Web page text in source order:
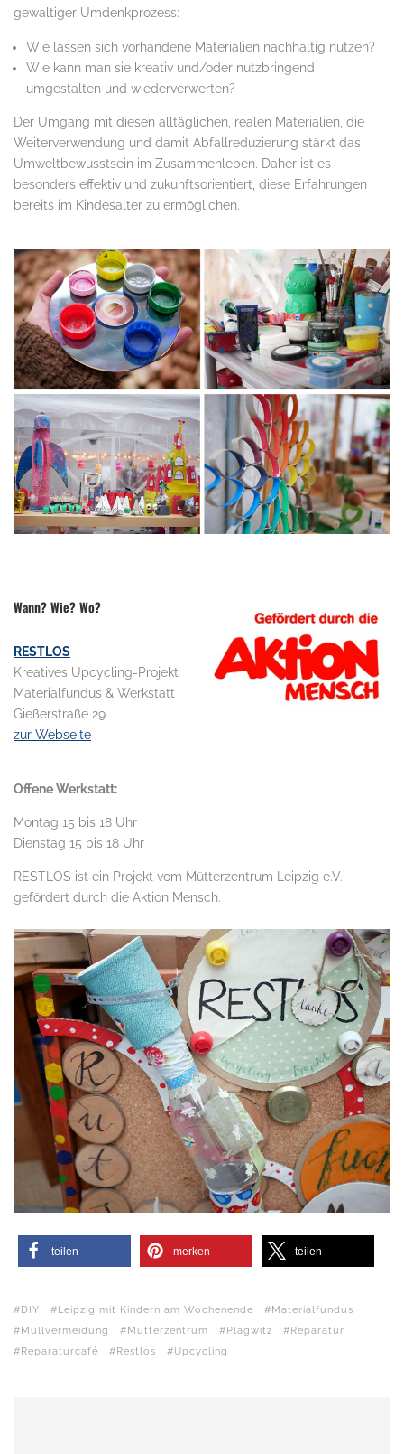
gewaltiger Umdenkprozess:
Wie lassen sich vorhandene Materialien nachhaltig nutzen?
Wie kann man sie kreativ und/oder nutzbringend
umgestalten und wiederverwerten?
Der Umgang mit diesen alltäglichen, realen Materialien, die
Weiterverwendung und damit Abfallreduzierung stärkt das
Umweltbewusstsein im Zusammenleben. Daher ist es
besonders effektiv und zukunftsorientiert, diese Erfahrungen
bereits im Kindesalter zu ermöglichen.
Wann? Wie? Wo?
RESTLOS
Kreatives Upcycling-Projekt
Materialfundus & Werkstatt
Gießerstraße 29
zur Webseite
Offene Werkstatt:
Montag 15 bis 18 Uhr
Dienstag 15 bis 18 Uhr
RESTLOS ist ein Projekt vom Mütterzentrum Leipzig e.V.
gefördert durch die Aktion Mensch.
teilen merken teilen
DIY Leipzig mit Kindern am Wochenende
Materialfundus
Müllvermeidung
Mütterzentrum Plagwitz
Reparatur
Reparaturcafé
Restlos Upcycling